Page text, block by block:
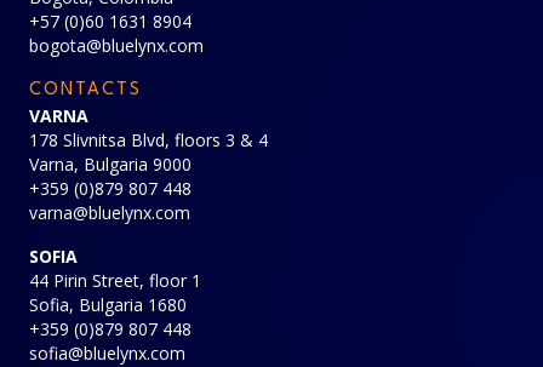
+57 (0)60 1631 8904
bogota@bluelynx.com
CONTACTS
VARNA
178 Slivnitsa Blvd, floors 3 & 4
Varna, Bulgaria 9000
+359 (0)879 807 448
varna@bluelynx.com
SOFIA
44 Pirin Street, floor 1
Sofia, Bulgaria 1680
+359 (0)879 807 448
sofia@bluelynx.com